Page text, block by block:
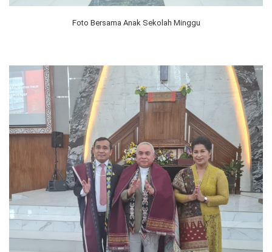
Foto Bersama Anak Sekolah Minggu